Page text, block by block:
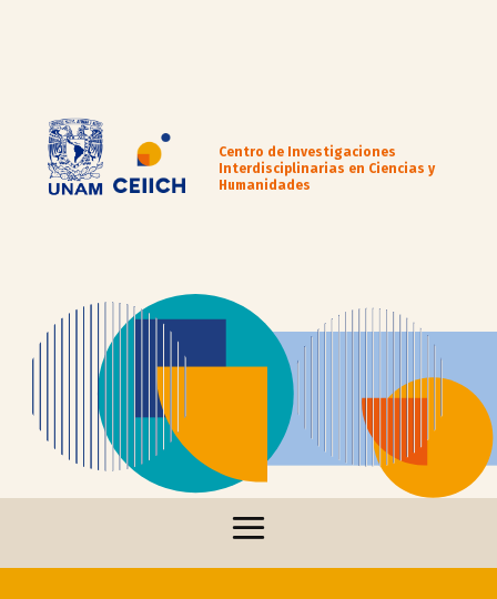
Centro de Investigaciones
Interdisciplinarias en Ciencias y
Humanidades